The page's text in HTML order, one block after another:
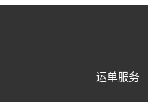
运单服务